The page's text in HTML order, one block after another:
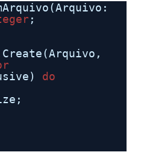
;
Create(Arquivo,
do